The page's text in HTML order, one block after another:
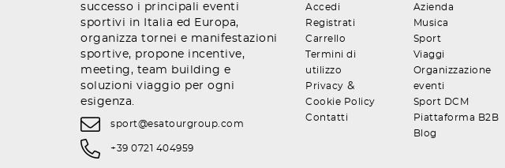
successo i principali eventi
sportivi in Italia ed Europa,
organizza tornei e manifestazioni
sportive, propone incentive,
meeting, team building e
soluzioni viaggio per ogni
esigenza.
sport@esatourgroup.com
+39 0721 404959
Accedi
Registrati
Carrello
Termini di
utilizzo
Privacy &
Cookie Policy
Contatti
Azienda
Musica
Sport
Viaggi
Organizzazione
eventi
Sport DCM
Piattaforma B2B
Blog